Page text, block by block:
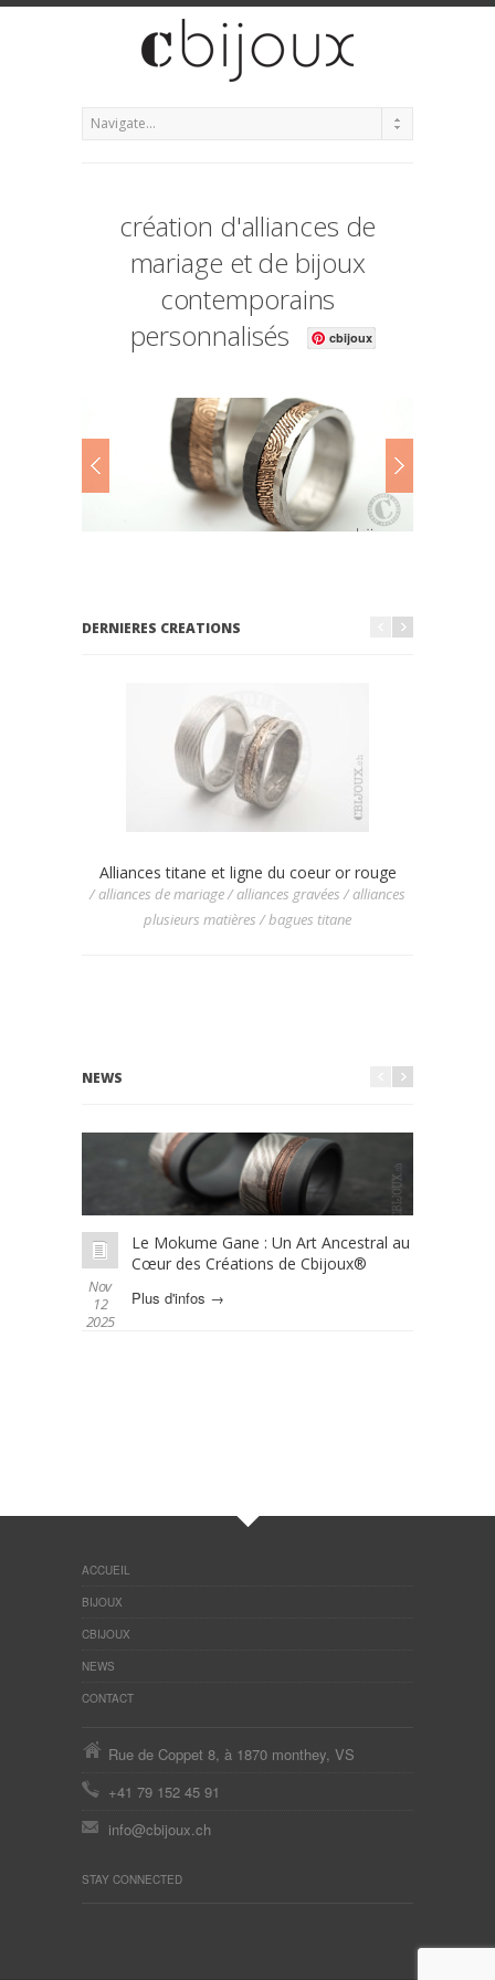
création d'alliances de
mariage et de bijoux
contemporains
personnalisés
cbijoux
DERNIERES CREATIONS
Alliances titane et ligne du coeur or rouge
/ alliances de mariage / alliances gravées / alliances
plusieurs matières / bagues titane
NEWS
Nov
12
2025
Le Mokume Gane : Un Art Ancestral au
Cœur des Créations de Cbijoux®
Plus d'infos →
ACCUEIL
BIJOUX
CBIJOUX
NEWS
CONTACT
Rue de Coppet 8, à 1870 monthey, VS
+41 79 152 45 91
info@cbijoux.ch
STAY CONNECTED